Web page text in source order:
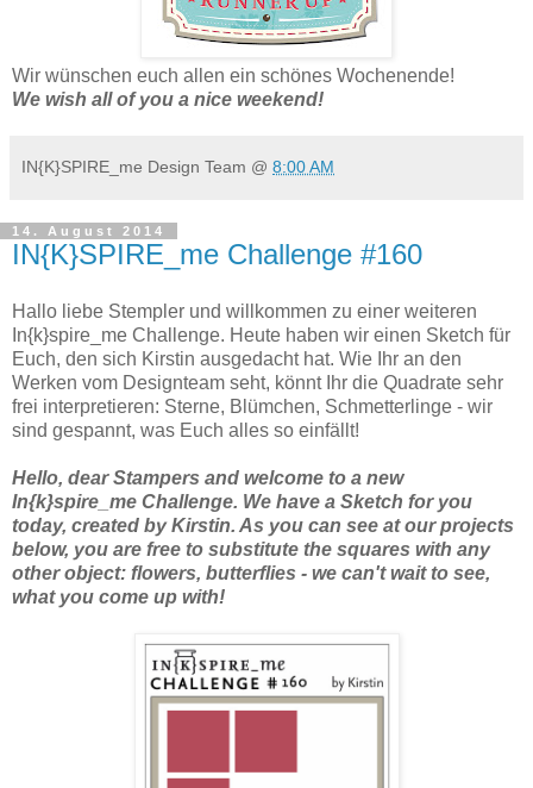
Wir wünschen euch allen ein schönes Wochenende!
We wish all of you a nice weekend!
IN{K}SPIRE_me Design Team @ 8:00 AM
14. August 2014
IN{K}SPIRE_me Challenge #160
Hallo liebe Stempler und willkommen zu einer weiteren
In{k}spire_me Challenge. Heute haben wir einen Sketch für
Euch, den sich Kirstin ausgedacht hat. Wie Ihr an den
Werken vom Designteam seht, könnt Ihr die Quadrate sehr
frei interpretieren: Sterne, Blümchen, Schmetterlinge - wir
sind gespannt, was Euch alles so einfällt!
Hello, dear Stampers and welcome to a new
In{k}spire_me Challenge. We have a Sketch for you
today, created by Kirstin. As you can see at our projects
below, you are free to substitute the squares with any
other object: flowers, butterflies - we can't wait to see,
what you come up with!